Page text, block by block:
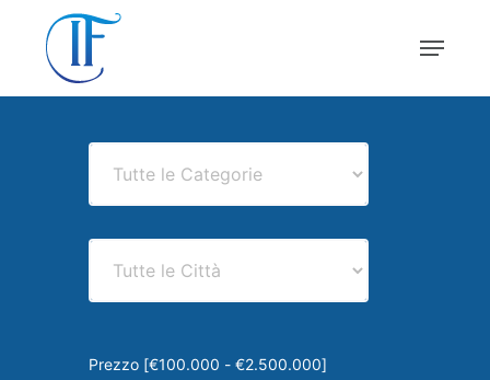
content
Menu
Prezzo [€100.000 -€2.500.000]
Menu